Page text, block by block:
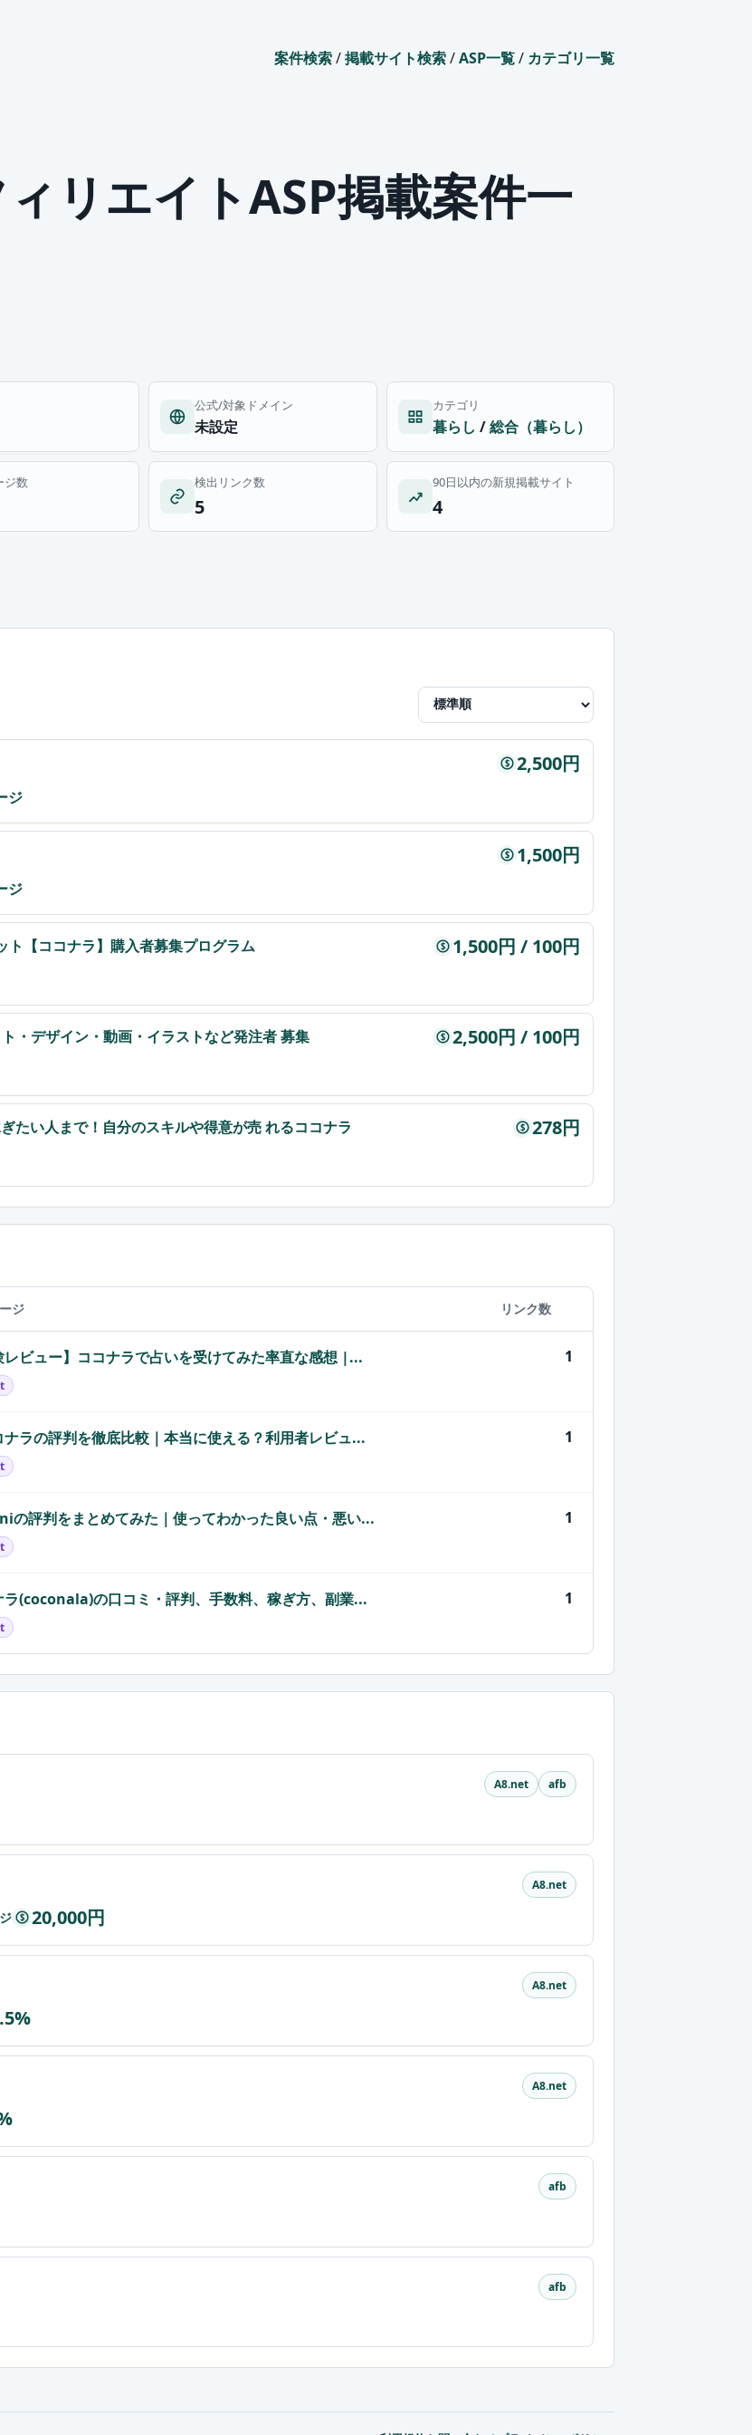
案件検索/掲載サイト検索/ASP一覧/ カテゴリ一覧
リエイトASP掲載案件一
公式/対象ドメイン
未設定
カテゴリ
暮らし /総合（暮らし）
ジ数 検出リンク数
5
90日以内の新規掲載サイト
4
$ 2,500円
ジ
$ 1,500円
ジ
【ココナラ】購入者募集プログラム $ 1,500円 / 100円
・デザイン・動画・イラストなど発注者 募集 $ 2,500円 / 100円
たい人まで！自分のスキルや得意が売 れるココナラ $ 278円
ジ リンク数
レビュー】ココナラで占いを受けてみた率直な感想 |... 1
ナラの評判を徹底比較｜本当に使える？利用者レビュ... 1
の評判をまとめてみた｜使ってわかった良い点・悪い... 1
ラ(coconala)の口コミ・評判、手数料、稼ぎ方、副業... 1
A8.net afb
$ 20,000円
A8.net
A8.net
A8.net
afb
afb